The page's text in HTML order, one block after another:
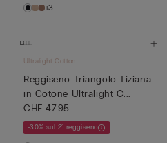
+3
Ultralight Cotton
Reggiseno Triangolo Tiziana
in Cotone Ultralight C...
CHF 47.95
-30% sul 2° reggiseno